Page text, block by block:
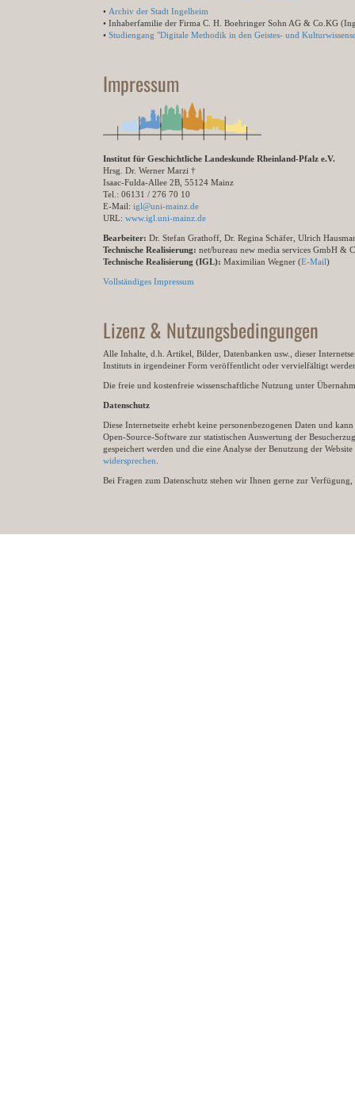
• Archiv der Stadt Ingelheim
• Inhaberfamilie der Firma C. H. Boehringer Sohn AG & Co.KG
• Studiengang "Digitale Methodik in den Geistes- und
Impressum
Institut für Geschichtliche Landeskunde Rheinland-Pfalz e.V.
Hrsg. Dr. Werner Marzi †
Isaac-Fulda-Allee 2B, 55124 Mainz
Tel.: 06131 / 276 70 10
E-Mail: igl@uni-mainz.de
URL: www.igl.uni-mainz.de
Bearbeiter: Dr. Stefan Grathoff, Dr. Regina Schäfer, Ulrich
Technische Realisierung: net/bureau new media services GmbH &
Technische Realisierung (IGL): Maximilian Wegner (E-Mail)
Vollständiges Impressum
Lizenz & Nutzungsbedingungen
Alle Inhalte, d.h. Artikel, Bilder, Datenbanken usw., dieser
Instituts in irgendeiner Form veröffentlicht oder vervielfältigt
Die freie und kostenfreie wissenschaftliche Nutzung unter
Datenschutz
Diese Internetseite erhebt keine personenbezogenen Daten und
Open-Source-Software zur statistischen Auswertung der
gespeichert werden und die eine Analyse der Benutzung der
widersprechen
Bei Fragen zum Datenschutz stehen wir Ihnen gerne zur